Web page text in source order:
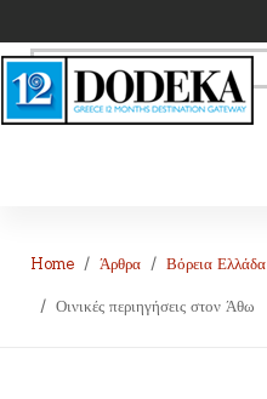
Home Άρθρα Βόρεια Ελλάδα
Οινικές περιηγήσεις στον Άθω